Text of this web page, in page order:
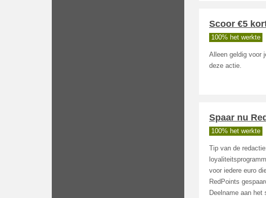
Scoor €5
100% het werkte
Alleen geldig voor
deze actie.
Spaar nu
100% het werkte
Tip van de
voor iedere euro
RedPoints
Deelname aan